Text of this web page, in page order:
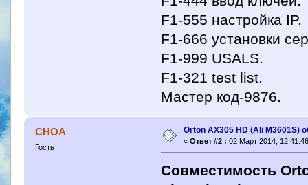
F1-555 настройка IP.
F1-666 установки
F1-999 USALS.
F1-321 test list.
Мастер код-9876.
CHOA
Гость
Orton AX305 HD (Ali M3601S)
« Ответ #2 : 02 Март 2014,
Совместимость